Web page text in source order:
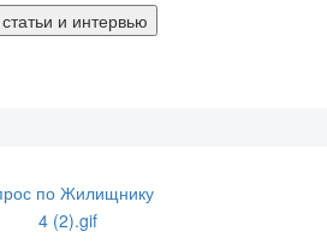
и интервью